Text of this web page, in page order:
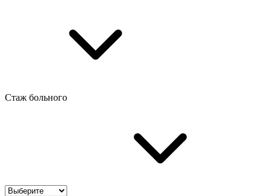
Стаж больного